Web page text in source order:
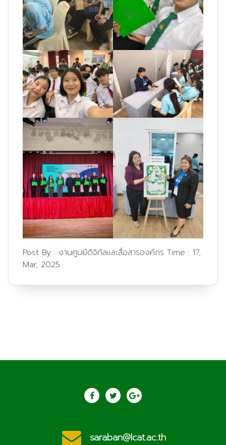
Post By : งานศูนย์ดิจิทัลและสื่อสารองค์กร Time : 17,
Mar, 2025
saraban@lcat.ac.th